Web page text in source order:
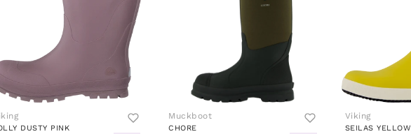
DUSTY PINK
Muckboot
CHORE
Viking
SEILAS YELLOW